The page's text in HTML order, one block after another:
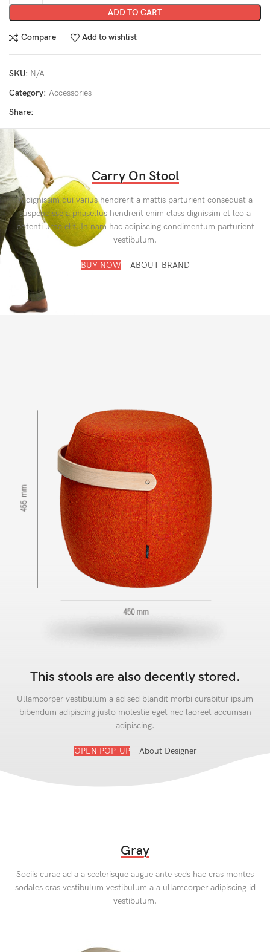
ADD TO CART
Compare Add to wishlist
SKU: N/A
Category: Accessories
Share:
Carry On Stool
A dignissim dui varius hendrerit a mattis parturient consequat a
suspendisse a phasellus hendrerit enim class dignissim et leo a
potenti urna elit. In nam hac adipiscing condimentum parturient
vestibulum.
BUY NOW ABOUT BRAND
This stools are also decently stored.
Ullamcorper vestibulum a ad sed blandit morbi curabitur ipsum
bibendum adipiscing justo molestie eget nec laoreet accumsan
adipiscing.
OPEN POP-UP About Designer
Gray
Sociis curae ad a a scelerisque augue ante seds hac cras montes
sodales cras vestibulum vestibulum a a ullamcorper adipiscing id
vestibulum.